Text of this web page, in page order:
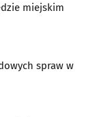
miejskim
spraw w